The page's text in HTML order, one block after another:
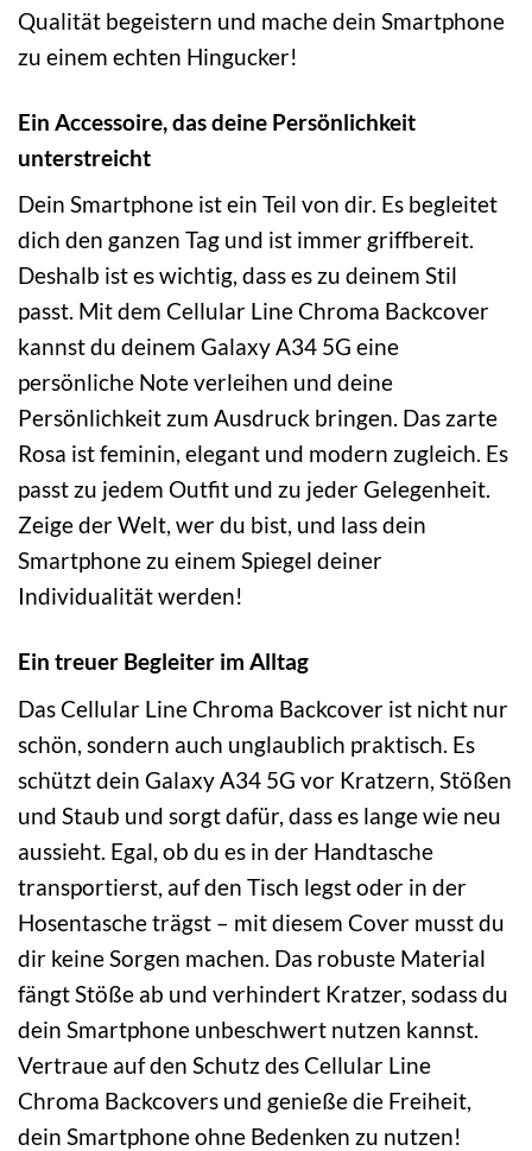
Qualität begeistern und mache dein Smartphone
zu einem echten Hingucker!
Ein Accessoire, das deine Persönlichkeit
unterstreicht
Dein Smartphone ist ein Teil von dir. Es begleitet
dich den ganzen Tag und ist immer griffbereit.
Deshalb ist es wichtig, dass es zu deinem Stil
passt. Mit dem Cellular Line Chroma Backcover
kannst du deinem Galaxy A34 5G eine
persönliche Note verleihen und deine
Persönlichkeit zum Ausdruck bringen. Das zarte
Rosa ist feminin, elegant und modern zugleich. Es
passt zu jedem Outfit und zu jeder Gelegenheit.
Zeige der Welt, wer du bist, und lass dein
Smartphone zu einem Spiegel deiner
Individualität werden!
Ein treuer Begleiter im Alltag
Das Cellular Line Chroma Backcover ist nicht nur
schön, sondern auch unglaublich praktisch. Es
schützt dein Galaxy A34 5G vor Kratzern, Stößen
und Staub und sorgt dafür, dass es lange wie neu
aussieht. Egal, ob du es in der Handtasche
transportierst, auf den Tisch legst oder in der
Hosentasche trägst – mit diesem Cover musst du
dir keine Sorgen machen. Das robuste Material
fängt Stöße ab und verhindert Kratzer, sodass du
dein Smartphone unbeschwert nutzen kannst.
Vertraue auf den Schutz des Cellular Line
Chroma Backcovers und genieße die Freiheit,
dein Smartphone ohne Bedenken zu nutzen!